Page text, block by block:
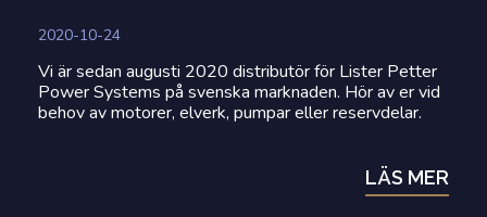
2020-10-24
Vi är sedan augusti 2020 distributör för Lister Petter
Power Systems på svenska marknaden. Hör av er vid
behov av motorer, elverk, pumpar eller reservdelar.
LÄS MER